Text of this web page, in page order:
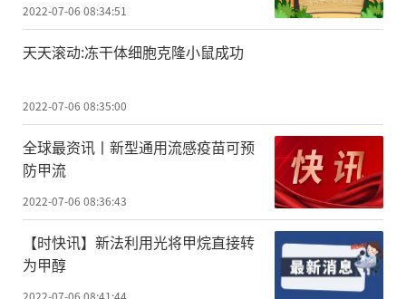
2022-07-06 08:34:51
天天滚动:冻干体细胞克隆小鼠成功
2022-07-06 08:35:00
全球最资讯丨新型通用流感疫苗可预
防甲流
2022-07-06 08:36:43
【时快讯】新法利用光将甲烷直接转
为甲醇
2022-07-06 08:41:44